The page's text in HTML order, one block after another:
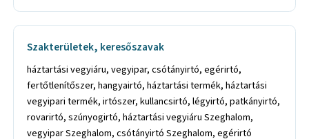
Szakterületek, keresőszavak
háztartási vegyiáru, vegyipar, csótányirtó, egérirtó,
fertőtlenítőszer, hangyairtó, háztartási termék, háztartási
vegyipari termék, irtószer, kullancsirtó, légyirtó, patkányirtó,
rovarirtó, szúnyogirtó, háztartási vegyiáru Szeghalom,
vegyipar Szeghalom, csótányirtó Szeghalom, egérirtó